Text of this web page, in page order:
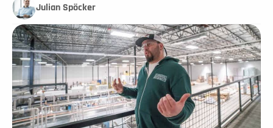
Julian Spöcker